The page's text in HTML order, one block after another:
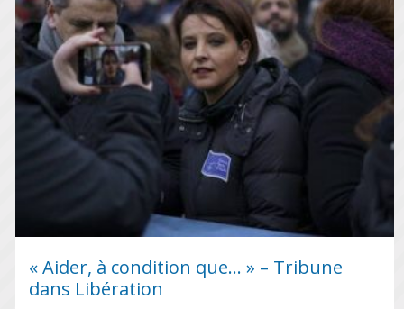
« Aider, à condition que… » – Tribune
dans Libération